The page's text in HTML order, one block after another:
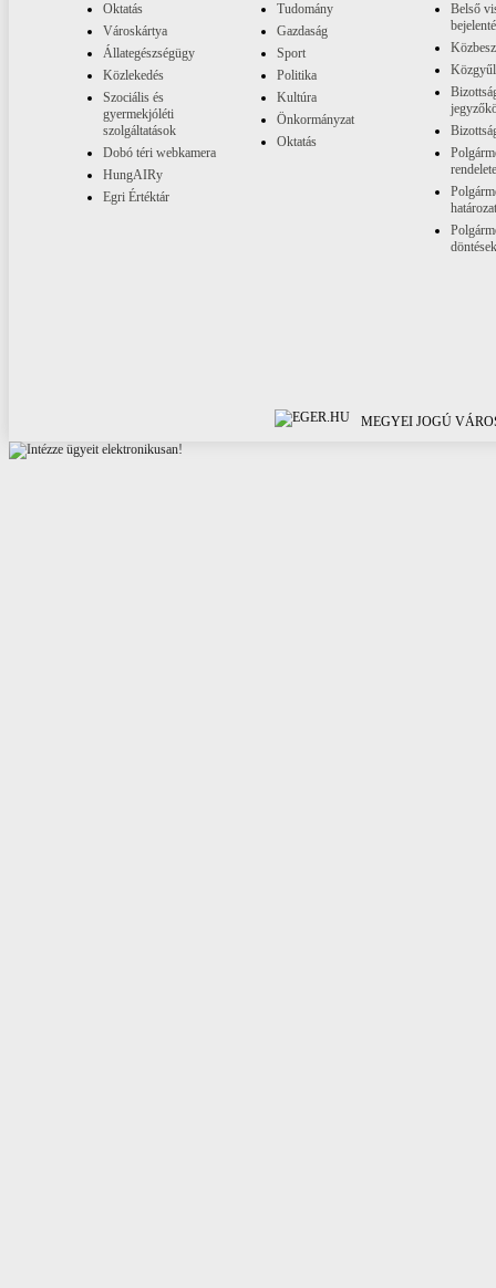
Oktatás
Városkártya
Állategészségügy
Közlekedés
Szociális és
gyermekjóléti
szolgáltatások
Dobó téri webkamera
HungAIRy
Egri Értéktár
Tudomány
Gazdaság
Sport
Politika
Kultúra
Önkormányzat
Oktatás
Belső
döntések
MEGYEI JOGÚ